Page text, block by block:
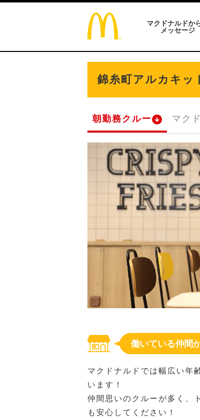
マクドナルドか
メッセージ
錦糸町アルカキッ
朝勤務クルー マク
働いている仲間
マクドナルドでは幅広い年
います！
仲間思いのクルーが多く、
も安心してください！